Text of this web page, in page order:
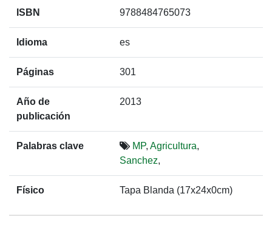
ISBN 9788484765073
Idioma es
Páginas 301
Año de
publicación
2013
Palabras clave MP, Agricultura,
Sanchez,
Físico Tapa Blanda (17x24x0cm)